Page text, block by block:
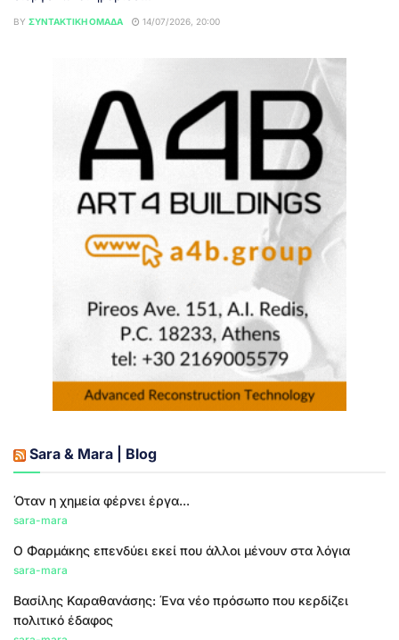
BY ΣΥΝΤΑΚΤΙΚΉ ΟΜΆΔΑ 14/07/2026, 20:00
Sara & Mara | Blog
Όταν η χημεία φέρνει έργα...
sara-mara
Ο Φαρμάκης επενδύει εκεί που άλλοι μένουν στα λόγια
sara-mara
Βασίλης Καραθανάσης: Ένα νέο πρόσωπο που κερδίζει
πολιτικό έδαφος